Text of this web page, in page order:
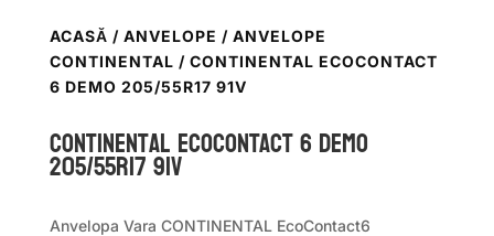
ACASĂ / ANVELOPE / ANVELOPE
CONTINENTAL / CONTINENTAL ECOCONTACT
6 DEMO 205/55R17 91V
Continental ECOCONTACT 6 DEMO
205/55R17 91V
Anvelopa Vara CONTINENTAL EcoContact6